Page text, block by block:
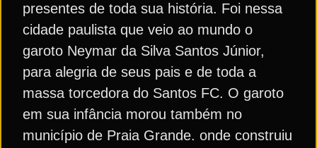
presentes de toda sua história. Foi nessa
cidade paulista que veio ao mundo o
garoto Neymar da Silva Santos Júnior,
para alegria de seus pais e de toda a
massa torcedora do Santos FC. O garoto
em sua infância morou também no
município de Praia Grande. onde construiu